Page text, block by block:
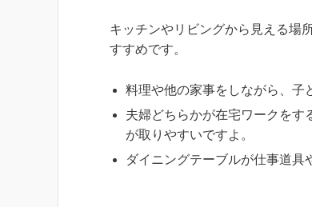
キッチンやリビングから見える場
すすめです。
料理や他の家事をしながら、子
夫婦どちらかが在宅ワークをす
が取りやすいですよ。
ダイニングテーブルが仕事道具